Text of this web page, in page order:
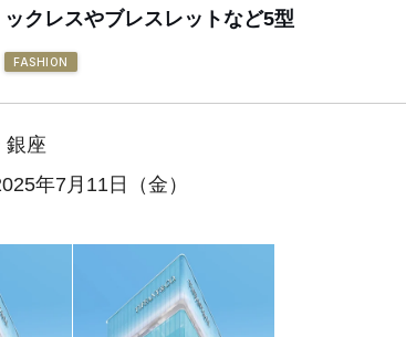
ックレスやブレスレットなど5型
FASHION
銀座
年7月11日（金）